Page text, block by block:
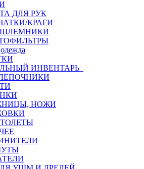
ДЛЯ РУК
КРАГИ
ИНВЕНТАРЬ
НОЖИ